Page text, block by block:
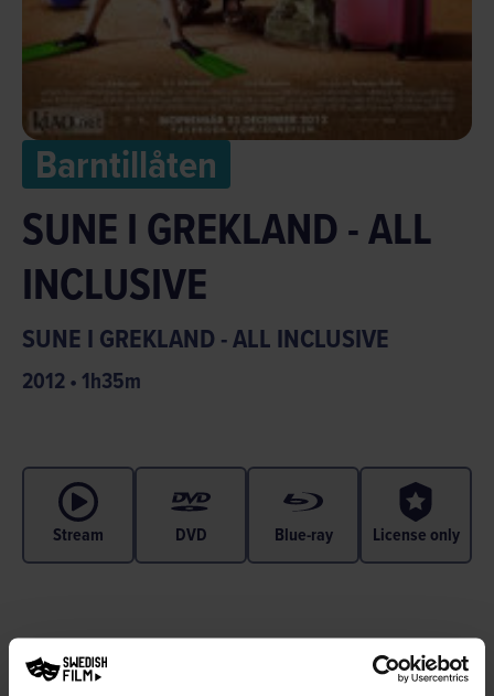
Barntillåten
SUNE I GREKLAND - ALL
INCLUSIVE
SUNE I GREKLAND - ALL INCLUSIVE
2012•1h35m
Stream DVD Blue-ray License only
Sune är tillbaka. Tillsammans med lillebror Håkan
Bråkan, storasyster Anna, mamma Karin och pappa